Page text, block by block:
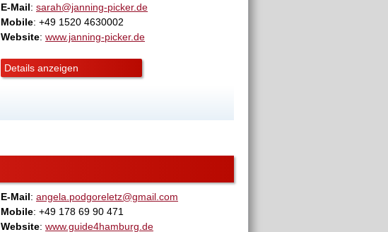
E-Mail: sarah@janning-picker.de
Mobile: +49 1520 4630002
Website: www.janning-picker.de
Details anzeigen
E-Mail: angela.podgoreletz@gmail.com
Mobile: +49 178 69 90 471
Website: www.guide4hamburg.de